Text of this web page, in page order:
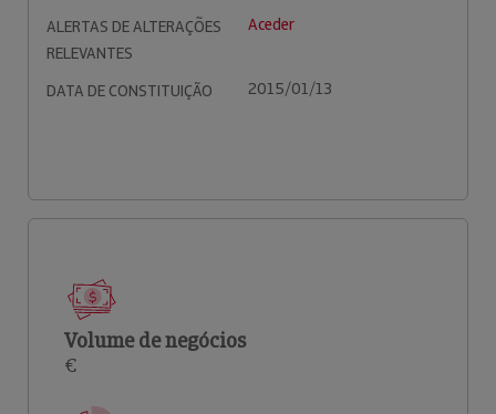
ALERTAS DE ALTERAÇÕES
RELEVANTES
Aceder
DATA DE CONSTITUIÇÃO 2015/01/13
Volume de negócios
€